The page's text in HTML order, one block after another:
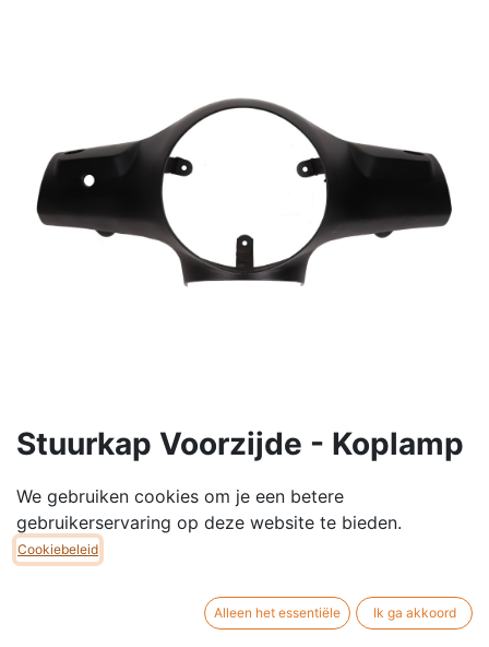
Stuurkap Voorzijde - Koplamp
- Venesi/Henri/E-Line
€40,00
Zwart Grijs
We gebruiken cookies om je een betere
gebruikerservaring op deze website te bieden.
Cookiebeleid
Alleen het essentiële Ik ga akkoord